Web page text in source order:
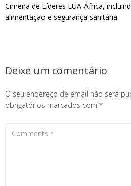
Cimeira de Líderes EUA-África,
alimentação e segurança sanitária.
Deixe um comentário
O seu endereço de email não será
obrigatórios marcados com *